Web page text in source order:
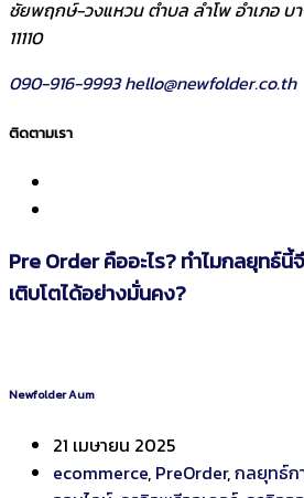
ชัยพฤกษ์-วงแหวน ตำบล ลำโพ อำเภอ บ
11110
090-916-9993hello@newfolder.co.th
ติดตามเรา
Pre Order คืออะไร? ทำไมกลยุทธ์
เติบโตได้อย่างมั่นคง?
Newfolder Aum
21 เมษายน 2025
ecommerce, PreOrder,กลยุทธ์ก